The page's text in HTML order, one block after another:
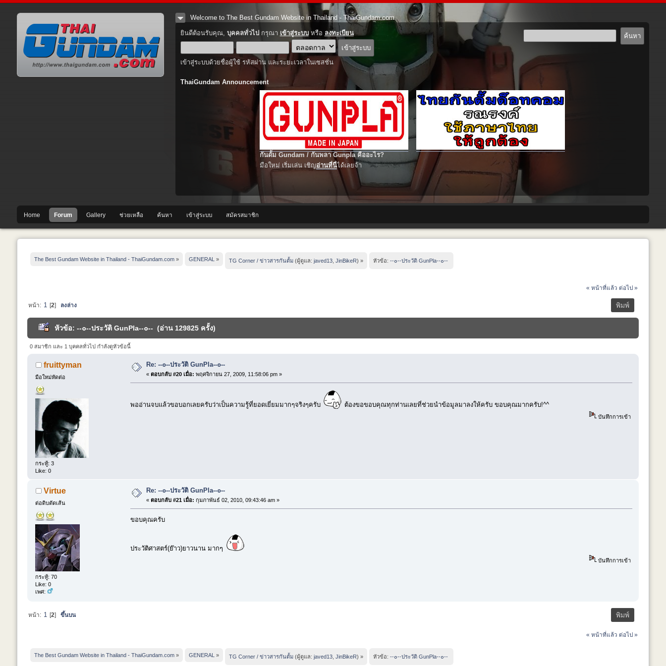
Welcome to The Best Gundam Website in Thailand - ThaiGundam.com
ยินดีต้อนรับคุณ, บุคคลทั่วไปกรุณา เข้าสู่ระบบหรือ ลงทะเบียน
เข้าสู่ระบบด้วยชื่อผู้ใช้ รหัสผ่าน และระยะเวลาในเซสชั่น
ThaiGundam Announcement
กันดั้ม Gundam / กันพลา Gunpla คืออะไร?
มือใหม่ เริ่มเล่น เชิญอ่านที่นี่ได้เลยจ้า
Home Forum Gallery ช่วยเหลือ ค้นหา เข้าสู่ระบบ สมัครสมาชิก
The Best Gundam Website in Thailand - ThaiGundam.com » GENERAL » TG Corner / ข่าวสารกันดั้ม (ผู้ดูแล:javed13 ,JinBikeR) » หัวข้อ:--๐--ประวัติ GunPla--๐--
« หน้าที่แล้ว ต่อไป »
พิมพ์
หน้า: 1 [2] ลงล่าง
หัวข้อ: --๐--ประวัติ GunPla--๐-- (อ่าน 129825 ครั้ง)
0 สมาชิก และ 1 บุคคลทั่วไป กำลังดูหัวข้อนี้
fruittyman
มือใหม่หัดต่อ
กระทู้: 3
Like: 0
Re: --๐--ประวัติ GunPla--๐--
«ตอบกลับ #20 เมื่อ: พฤศจิกายน 27, 2009, 11:58:06 pm »
พออ่านจบแล้วขอบอกเลยครับว่าเป็นความรู้ที่ยอดเยี่ยมมากๆจริงๆครับ ต้องขอขอบคุณทุกท่านเลยที่ช่วยนำข้อมูลมาลงให้ครับ ขอบคุณมากครับ!^^
บันทึกการเข้า
Virtue
ต่อดิบตัดเส้น
กระทู้: 70
Like: 0
เพศ:
Re: --๐--ประวัติ GunPla--๐--
«ตอบกลับ #21 เมื่อ: กุมภาพันธ์ 02, 2010, 09:43:46 am »
ขอบคุณครับ
ประวัติศาสตร์(ย๊าว)ยาวนาน มากๆ
บันทึกการเข้า
พิมพ์
หน้า: 1 [2] ขึ้นบน
« หน้าที่แล้ว ต่อไป »
The Best Gundam Website in Thailand - ThaiGundam.com » GENERAL » TG Corner / ข่าวสารกันดั้ม (ผู้ดูแล:javed13 ,JinBikeR) » หัวข้อ:--๐--ประวัติ GunPla--๐--